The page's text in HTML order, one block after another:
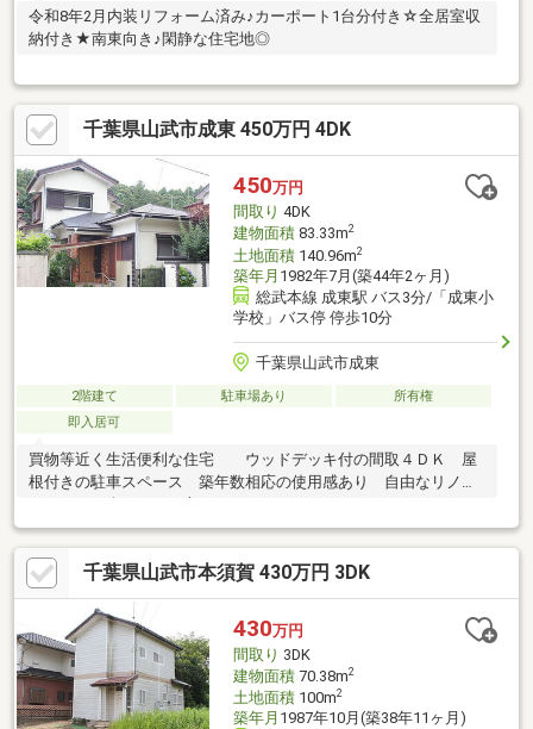
令和8年2月内装リフォーム済み♪カーポート1台分付き☆全居室収
納付き★南東向き♪閑静な住宅地◎
千葉県山武市成東 450万円 4DK
450万円
間取り 4DK
建物面積83.33m2
土地面積140.96m2
築年月 1982年7月(築44年2ヶ月)
総武本線 成東駅 バス3分/「成東小
学校」バス停 停歩10分
千葉県山武市成東
2階建て 駐車場あり
所有権
即入居可
買物等近く生活便利な住宅 ウッドデッキ付の間取４ＤＫ 屋
根付きの駐車スペース 築年数相応の使用感あり 自由なリノベ
千葉県山武市本須賀 430万円 3DK
430万円
間取り 3DK
建物面積70.38m2
土地面積100m2
築年月 1987年10月(築38年11ヶ月)